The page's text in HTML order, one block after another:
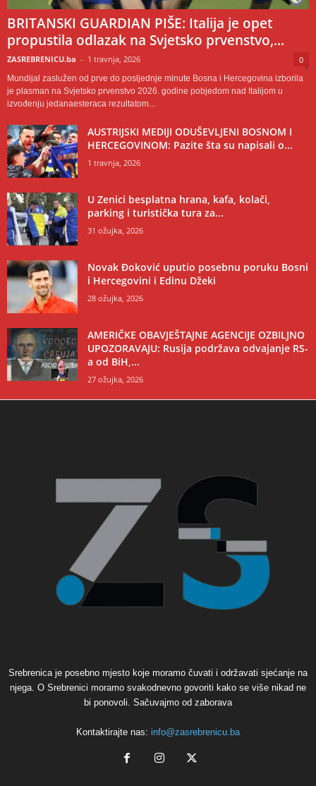
BRITANSKI GUARDIAN PIŠE: Italija je opet
propustila odlazak na Svjetsko prvenstvo,...
ZASREBRENICU.ba - 1 travnja, 2026 0
Mundijal zaslužen od prve do posljednje minute Bosna i Hercegovina izborila
je plasman na Svjetsko prvenstvo 2026. godine pobjedom nad Italijom u
izvođenju jedanaesteraca rezultatom...
AUSTRIJSKI MEDIJI ODUŠEVLJENI BOSNOM I
HERCEGOVINOM: Pazite šta su napisali o...
1 travnja, 2026
U Zenici besplatna hrana, kafa, kolači,
parking i turistička tura za...
31 ožujka, 2026
Novak Đoković uputio posebnu poruku Bosni
i Hercegovini i Edinu Džeki
28 ožujka, 2026
AMERIČKE OBAVJEŠTAJNE AGENCIJE OZBILJNO
UPOZORAVAJU: Rusija podržava odvajanje RS-
a od BiH,...
27 ožujka, 2026
Srebrenica je posebno mjesto koje moramo čuvati i održavati sjećanje na
njega. O Srebrenici moramo svakodnevno govoriti kako se više nikad ne
bi ponovoli. Sačuvajmo od zaborava
Kontaktirajte nas: info@zasrebrenicu.ba